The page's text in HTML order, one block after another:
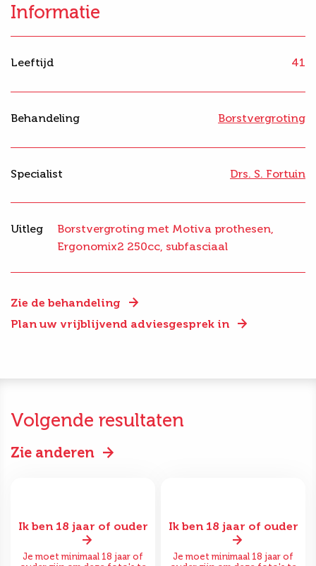
Zie de behandeling
Plan uw vrijblijvend adviesgesprek in
Informatie
Leeftijd 41
Behandeling Borstvergroting
Specialist Drs. S. Fortuin
Uitleg
Borstvergroting met Motiva prothesen,
Ergonomix2 250cc, subfasciaal
Volgende resultaten
Zie anderen
Ik ben 18 jaar of ouder
Je moet minimaal 18 jaar of
Ik ben 18 jaar of ouder
Je moet minimaal 18 jaar of